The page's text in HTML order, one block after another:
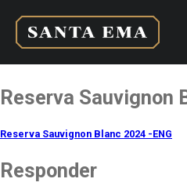
Reserva Sauvignon
Reserva Sauvignon Blanc 2024 -ENG
Responder